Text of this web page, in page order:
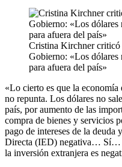
Cristina Kirchner criticó
Gobierno: «Los dólares
para afuera del país»
«Lo cierto es que la
no repunta. Los dólares no
país, por aumento de las
compra de bienes y servicios
pago de intereses de la deuda
Directa (IED) negativa… Sí…
la inversión extranjera es